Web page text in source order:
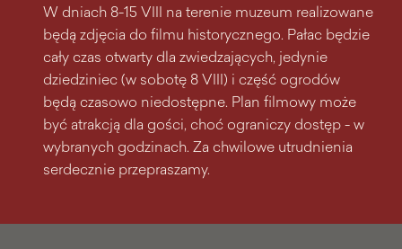
W dniach 8-15 VIII na terenie muzeum realizowane
będą zdjęcia do filmu historycznego. Pałac będzie
cały czas otwarty dla zwiedzających, jedynie
dziedziniec (w sobotę 8 VIII) i część ogrodów
będą czasowo niedostępne. Plan filmowy może
być atrakcją dla gości, choć ograniczy dostęp - w
wybranych godzinach. Za chwilowe utrudnienia
serdecznie przepraszamy.